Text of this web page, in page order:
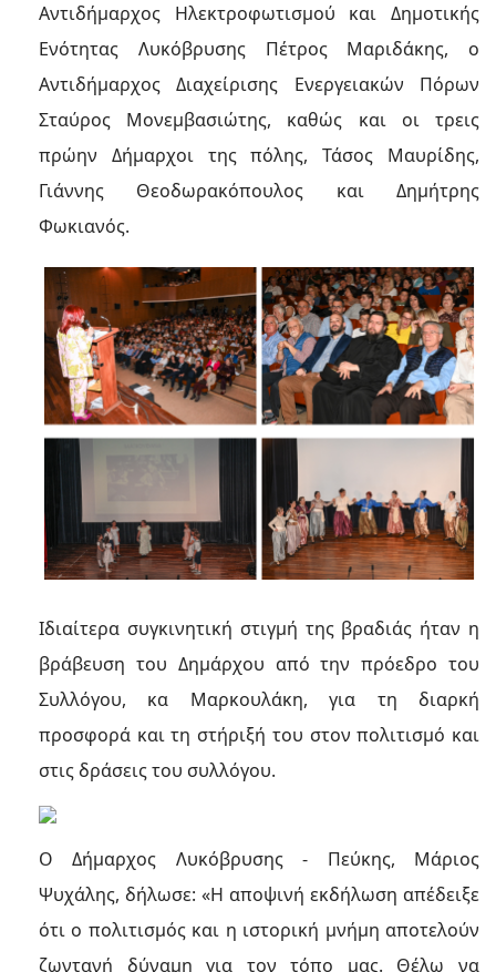
Αντιδήμαρχος Ηλεκτροφωτισμού και Δημοτικής
Ενότητας Λυκόβρυσης Πέτρος Μαριδάκης, ο
Αντιδήμαρχος Διαχείρισης Ενεργειακών Πόρων
Σταύρος Μονεμβασιώτης, καθώς και οι τρεις
πρώην Δήμαρχοι της πόλης, Τάσος Μαυρίδης,
Γιάννης Θεοδωρακόπουλος και Δημήτρης
Φωκιανός.
Ιδιαίτερα συγκινητική στιγμή της βραδιάς ήταν η
βράβευση του Δημάρχου από την πρόεδρο του
Συλλόγου, κα Μαρκουλάκη, για τη διαρκή
προσφορά και τη στήριξή του στον πολιτισμό και
στις δράσεις του συλλόγου.
Ο Δήμαρχος Λυκόβρυσης - Πεύκης, Μάριος
Ψυχάλης, δήλωσε: «Η αποψινή εκδήλωση απέδειξε
ότι ο πολιτισμός και η ιστορική μνήμη αποτελούν
ζωντανή δύναμη για τον τόπο μας. Θέλω να